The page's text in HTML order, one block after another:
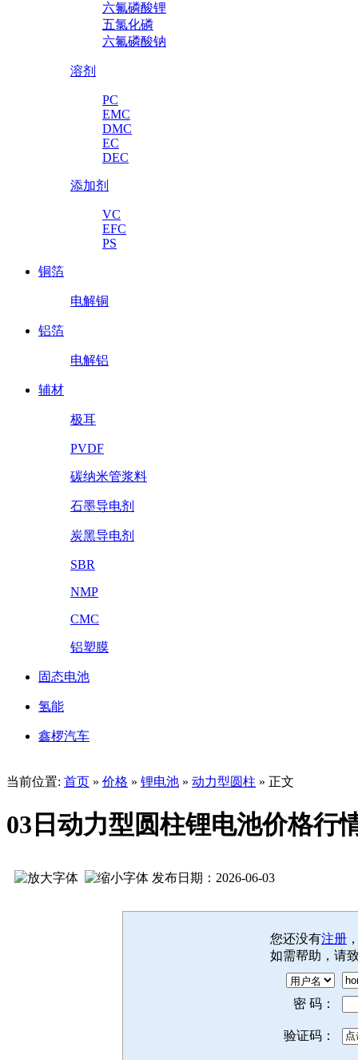
六氟磷酸锂
五氯化磷
六氟磷酸钠
溶剂
PC
EMC
DMC
EC
DEC
添加剂
VC
EFC
PS
铜箔
电解铜
铝箔
电解铝
辅材
极耳
PVDF
碳纳米管浆料
石墨导电剂
炭黑导电剂
SBR
NMP
CMC
铝塑膜
固态电池
氢能
鑫椤汽车
当前位置: 首页 » 价格 » 锂电池 » 动力型圆柱 » 正文
03日动力型圆柱锂电池价格行
发布日期：2026-06-03
您还没有注册
如需帮助，请
密 码：
验证码：